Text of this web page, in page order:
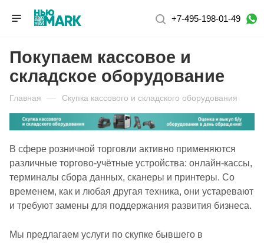
+7-495-198-01-49
Покупаем кассовое и
складское оборудование
Главная — Скупка кассового и складского оборудования
В сфере розничной торговли активно применяются
различные торгово-учётные устройства: онлайн-кассы,
терминалы сбора данных, сканеры и принтеры. Со
временем, как и любая другая техника, они устаревают
и требуют замены для поддержания развития бизнеса.
Мы предлагаем услуги по скупке бывшего в